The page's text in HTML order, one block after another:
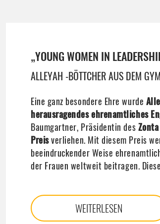
„YOUNG WOMEN IN
ALLEYAH -BÖTTCHER AUS DEM
Eine ganz besondere Ehre wurde
herausragendes ehrenamtliches
Baumgartner, Präsidentin des
Preisverliehen. Mit diesem Preis
beeindruckender Weise
der Frauen weltweit beitragen.
WEITERLESEN